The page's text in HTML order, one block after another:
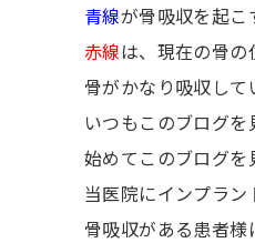
青線が骨吸収を起こ
赤線は、現在の骨の
骨がかなり吸収して
いつもこのブログを
始めてこのブログを
当医院にインプラ
骨吸収がある患者